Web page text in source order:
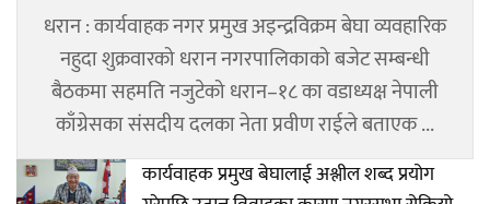
धरान : कार्यवाहक नगर प्रमुख अइन्द्रविक्रम बेघा व्यवहारिक
नहुदा शुक्रवारको धरान नगरपालिकाको बजेट सम्बन्धी
बैठकमा सहमति नजुटेको धरान–१८ का वडाध्यक्ष नेपाली
काँग्रेसका संसदीय दलका नेता प्रवीण राईले बताएक ...
कार्यवाहक प्रमुख बेघालाई अश्लील शब्द प्रयोग